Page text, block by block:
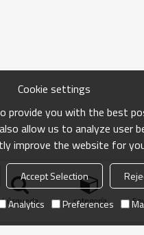
búsqueda categoría
Cookie settings
provide you with the best
allow us to analyze user
improve the website for
Accept Selection
Analytics Preferences